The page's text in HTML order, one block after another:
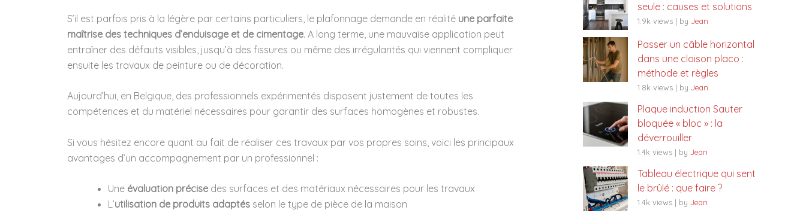
S’il est parfois pris à la légère par certains particuliers, le plafonnage demande en réalité une parfaite
maîtrise des techniques d’enduisage et de cimentage. A long terme, une mauvaise application peut
entraîner des défauts visibles, jusqu’à des fissures ou même des irrégularités qui viennent compliquer
ensuite les travaux de peinture ou de décoration.
Aujourd’hui, en Belgique, des professionnels expérimentés disposent justement de toutes les
compétences et du matériel nécessaires pour garantir des surfaces homogènes et robustes.
Si vous hésitez encore quant au fait de réaliser ces travaux par vos propres soins, voici les principaux
avantages d’un accompagnement par un professionnel :
Une évaluation précise des surfaces et des matériaux nécessaires pour les travaux
L’utilisation de produits adaptés selon le type de pièce de la maison
seule : causes et solutions
1.9k views | by Jean
Passer un câble horizontal
dans une cloison placo :
méthode et règles
1.8k views | by Jean
Plaque induction Sauter
bloquée « bloc » : la
déverrouiller
1.4k views | by Jean
Tableau électrique qui sent
le brûlé : que faire ?
1.4k views | by Jean